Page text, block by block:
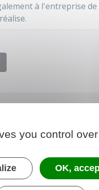
à l'entreprise
you control
OK,